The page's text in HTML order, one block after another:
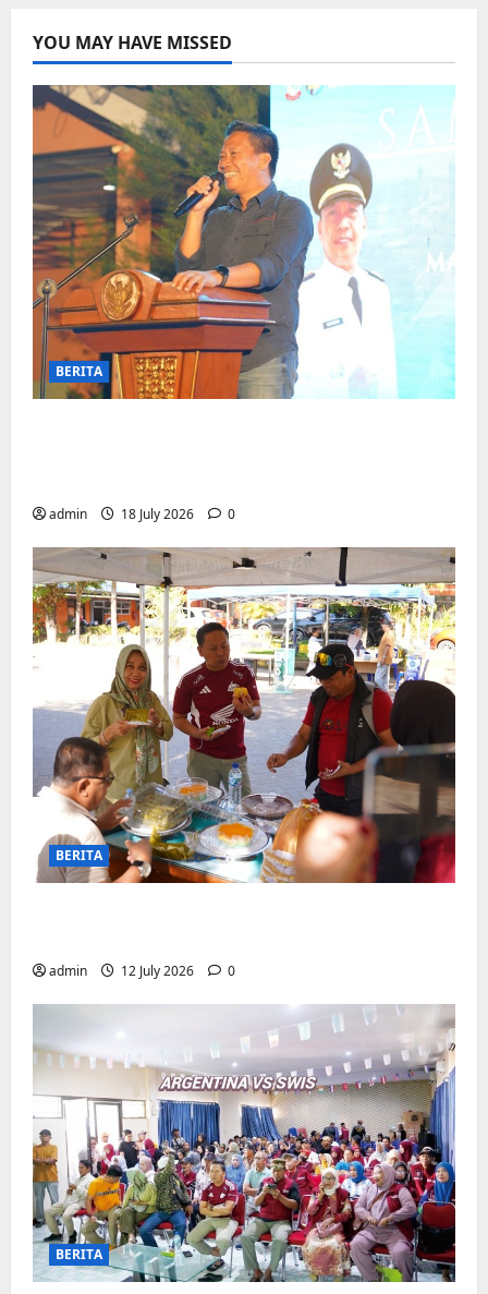
YOU MAY HAVE MISSED
BERITA
admin 18 July 2026 0
BERITA
admin 12 July 2026 0
BERITA